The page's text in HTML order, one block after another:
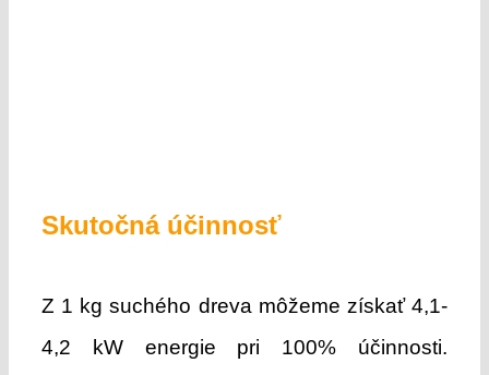
Skutočná účinnosť
Z 1 kg suchého dreva môžeme získať 4,1-
4,2 kW energie pri 100% účinnosti.